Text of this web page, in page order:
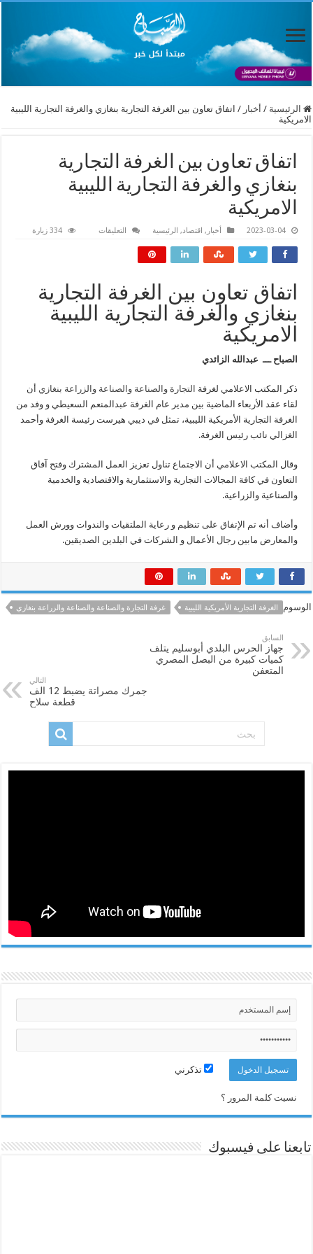
الرئيسية / أخبار / اتفاق تعاون بين الغرفة التجارية بنغازي والغرفة التجارية الليبية
الامريكية
اتفاق تعاون بين الغرفة التجارية
بنغازي والغرفة التجارية الليبية
الامريكية
2023-03-04 أخبار , اقتصاد, الرئيسية التعليقات
والغرفة
التجارية
الليبية
مغلقة
334 زيارة
اتفاق تعاون بين الغرفة التجارية
بنغازي والغرفة التجارية الليبية
الامريكية
الصباح ـــ عبدالله الزائدي
ذكر المكتب الاعلامي لغرفة التجارة والصناعة والصناعة والزراعة بنغازي أن
لقاء عقد الأربعاء الماضية بين مدير عام الغرفة عبدالمنعم السعيطي و وفد من
الغرفة التجارية الأمريكية الليبية، تمثل في ديبي هيرست رئيسة الغرفة وأحمد
الغزالي نائب رئيس الغرفة.
وقال المكتب الاعلامي أن الاجتماع تناول تعزيز العمل المشترك وفتح آفاق
التعاون في كافة المجالات التجارية والاستثمارية والاقتصادية والخدمية
والصناعية والزراعية.
وأضاف أنه تم الإتفاق على تنظيم و رعاية الملتقيات والندوات وورش العمل
والمعارض مابين رجال الأعمال و الشركات في البلدين الصديقين.
الوسوم الغرفة التجارية الأمريكية الليبية غرفة التجارة والصناعة والصناعة والزراعة بنغازي
السابق
جهاز الحرس البلدي أبوسليم يتلف
كميات كبيرة من البصل المصري
المتعفن
التالي
جمرك مصراتة يضبط 12 الف
قطعة سلاح
تذكرني
نسيت كلمة المرور ؟
تابعنا على فيسبوك